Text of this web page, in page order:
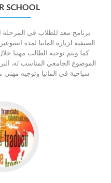
SCHOOL
برنامج معد للطلاب في المرحلة
الصيفية لزيارة المانيا لمدة
كما ويتم توجيه الطالب مهنيا
الموضوع الجامعي المناسب له.
سياحية في المانيا وتوجيه